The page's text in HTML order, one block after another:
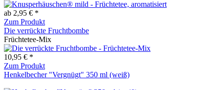
ab 2,95 € *
Zum Produkt
Die verrückte Fruchtbombe
Früchtetee-Mix
10,95 € *
Zum Produkt
Henkelbecher "Vergnügt" 350 ml (weiß)